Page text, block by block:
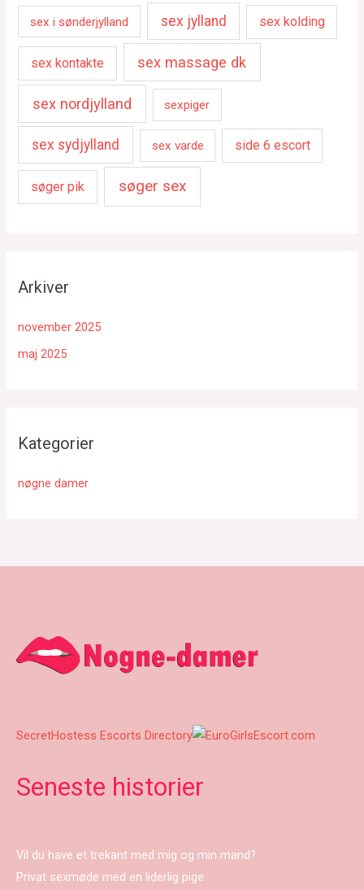
sex i sønderjylland sex jylland sex kolding
sex kontakte sex massage dk
sex nordjylland sexpiger
sex sydjylland sex varde side 6 escort
søger pik søger sex
Arkiver
november 2025
maj 2025
Kategorier
nøgne damer
SecretHostess Escorts Directory
Seneste historier
Vil du have et trekant med mig og min mand?
Privat sexmøde med en liderlig pige